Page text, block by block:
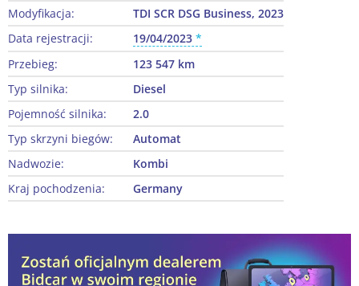
Modyfikacja:
TDI SCR DSG Business, 2023
Data rejestracji:
19/04/2023
Przebieg:
123 547 km
Typ silnika:
Diesel
Pojemność silnika:
2.0
Typ skrzyni biegów:
Automat
Nadwozie:
Kombi
Kraj pochodzenia:
Germany